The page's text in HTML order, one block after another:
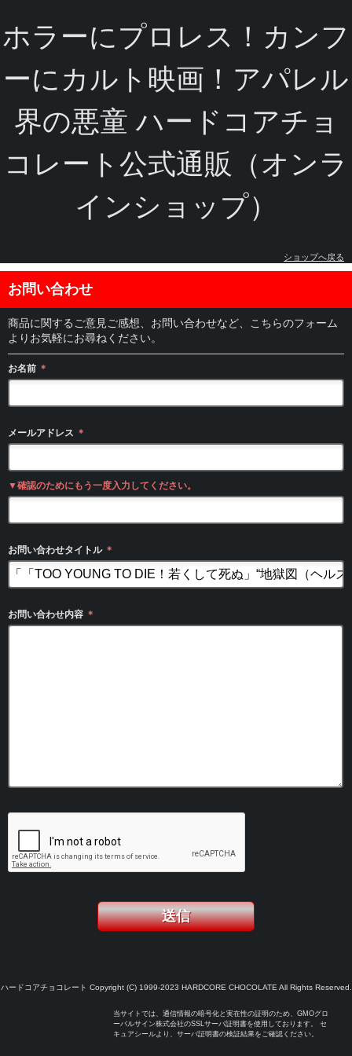
ホラーにプロレス！カンフ
ーにカルト映画！アパレル
界の悪童 ハードコアチョ
コレート公式通販（オンラ
インショップ）
ショップへ戻る
お問い合わせ
商品に関するご意見ご感想、お問い合わせなど、こちらのフォーム
よりお気軽にお尋ねください。
お名前 ＊
メールアドレス ＊
▼確認のためにもう一度入力してください。
お問い合わせタイトル ＊
お問い合わせ内容 ＊
ハードコアチョコレート Copyright (C) 1999-2023 HARDCORE CHOCOLATE All Rights Reserved.
当サイトでは、通信情報の暗号化と実在性の証明のため、GMOグロ
ーバルサイン株式会社のSSLサーバ証明書を使用しております。 セ
キュアシールより、サーバ証明書の検証結果をご確認ください。